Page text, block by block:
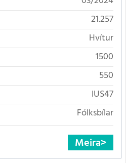
21.257
Hvítur
1500
550
IUS47
Fólksbílar
Meira